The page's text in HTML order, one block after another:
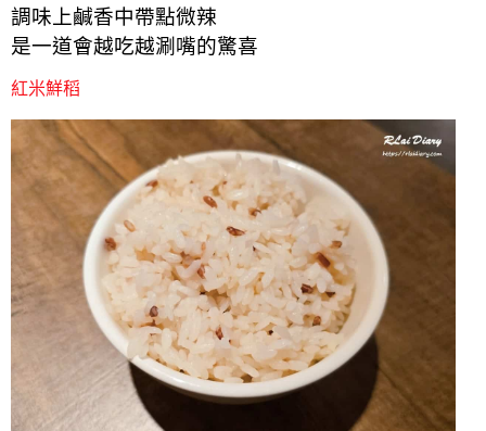
調味上鹹香中帶點微辣
是一道會越吃越涮嘴的驚喜
紅米鮮稻